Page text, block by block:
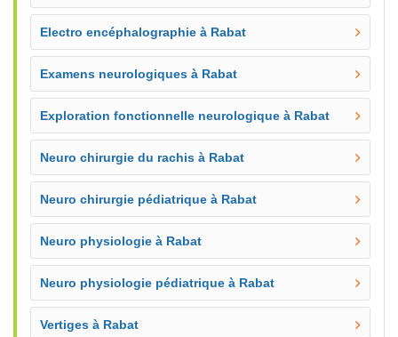
Electro encéphalographie à Rabat
Examens neurologiques à Rabat
Exploration fonctionnelle neurologique à Rabat
Neuro chirurgie du rachis à Rabat
Neuro chirurgie pédiatrique à Rabat
Neuro physiologie à Rabat
Neuro physiologie pédiatrique à Rabat
Vertiges à Rabat